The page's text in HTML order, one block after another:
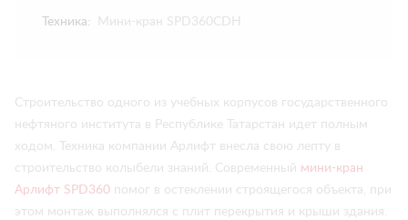
Техника: Мини-кран SPD360CDH
Строительство одного из учебных корпусов государственного
нефтяного института в Республике Татарстан идет полным
ходом. Техника компании Арлифт внесла свою лепту в
строительство колыбели знаний. Современный мини-кран
Арлифт SPD360 помог в остеклении строящегося объекта, при
этом монтаж выполнялся с плит перекрытия и крыши здания.